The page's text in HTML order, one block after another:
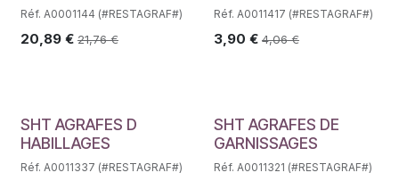
Réf. A0001144 (#RESTAGRAF#)
20,89 € 21,76€
Réf. A0011417 (#RESTAGRAF#)
3,90 € 4,06€
SHT AGRAFES D
HABILLAGES
Réf. A0011337 (#RESTAGRAF#)
SHT AGRAFES DE
GARNISSAGES
Réf. A0011321 (#RESTAGRAF#)